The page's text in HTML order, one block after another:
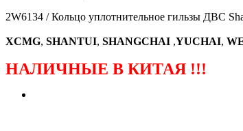
2W6134 / Кольцо уплотнительное гильзы ДВС
XCMG, SHANTUI, SHANGCHAI ,YUCHAI,
НАЛИЧНЫЕ В КИТАЯ !!!